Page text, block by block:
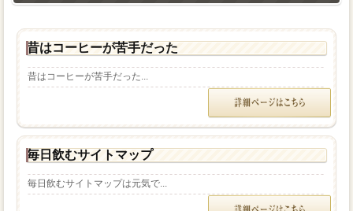
昔はコーヒーが苦手だった
昔はコーヒーが苦手だった...
毎日飲むサイトマップ
毎日飲むサイトマップは元気で...